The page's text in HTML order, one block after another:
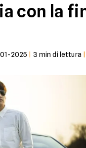
con la
2025 3 min di lettura